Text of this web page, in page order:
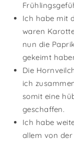
Ich habe mit
waren
nun die
gekeimt
Die
ich
somit eine
geschaffen.
Ich habe
allem von